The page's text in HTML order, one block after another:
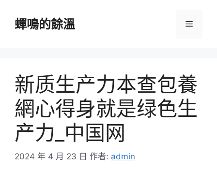
蟬鳴的餘溫 選
新质生产力本查包養
網心得身就是绿色生
产力_中国网
2024 年 4 月 23 日 作者: admin